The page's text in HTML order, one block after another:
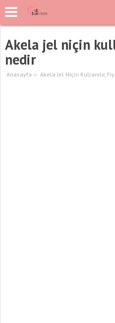
Akela jel niçin
nedir
Anasayfa ›› Akela Jel Niçin Kullanılır,